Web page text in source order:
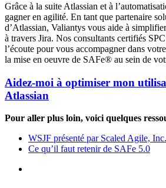
Grâce à la suite Atlassian et à
gagner en agilité. En tant que partenaire
d’Atlassian, Valiantys vous aide à
à travers Jira. Nos consultants certifiés
l’écoute pour vous accompagner dans
la mise en oeuvre de SAFe® au sein de
Aidez-moi à optimiser mon
Atlassian
Pour aller plus loin, voici quelques
WSJF présenté par Scaled Agile, Inc.
Ce qu’il faut retenir de SAFe 5.0